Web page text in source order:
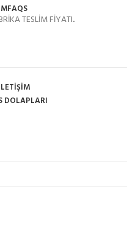
FAQS
TESLİM FİYATI..
DOLAPLARI